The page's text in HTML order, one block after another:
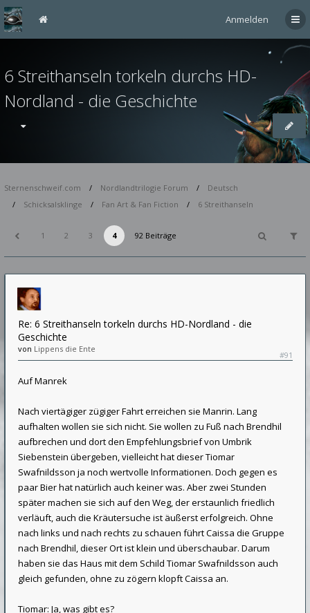
Anmelden
6 Streithanseln torkeln durchs HD-
Nordland - die Geschichte
Sternenschweif.com Nordlandtrilogie Forum
Deutsch
Schicksalsklinge
Fan Art & Fan Fiction 6 Streithanseln
1 2 3 4 92 Beiträge
Re: 6 Streithanseln torkeln durchs HD-Nordland - die
Geschichte
#91
von Lippens die Ente
Auf Manrek
Nach viertägiger zügiger Fahrt erreichen sie Manrin. Lang
aufhalten wollen sie sich nicht. Sie wollen zu Fuß nach Brendhil
aufbrechen und dort den Empfehlungsbrief von Umbrik
Siebenstein übergeben, vielleicht hat dieser Tiomar
Swafnildsson ja noch wertvolle Informationen. Doch gegen es
paar Bier hat natürlich auch keiner was. Aber zwei Stunden
später machen sie sich auf den Weg, der erstaunlich friedlich
verläuft, auch die Kräutersuche ist äußerst erfolgreich. Ohne
nach links und nach rechts zu schauen führt Caissa die Gruppe
nach Brendhil, dieser Ort ist klein und überschaubar. Darum
haben sie das Haus mit dem Schild Tiomar Swafnildsson auch
gleich gefunden, ohne zu zögern klopft Caissa an.
Tiomar: Ja, was gibt es?